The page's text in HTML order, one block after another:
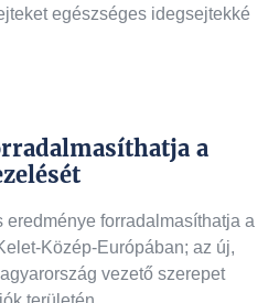
egészséges idegsejtekké
a
eredménye forradalmasíthatja a
Közép-Európában; az új,
vezető szerepet